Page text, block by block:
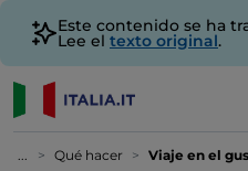
Este contenido se ha
Lee el texto original.
... Qué hacer Viaje en el gusto, al